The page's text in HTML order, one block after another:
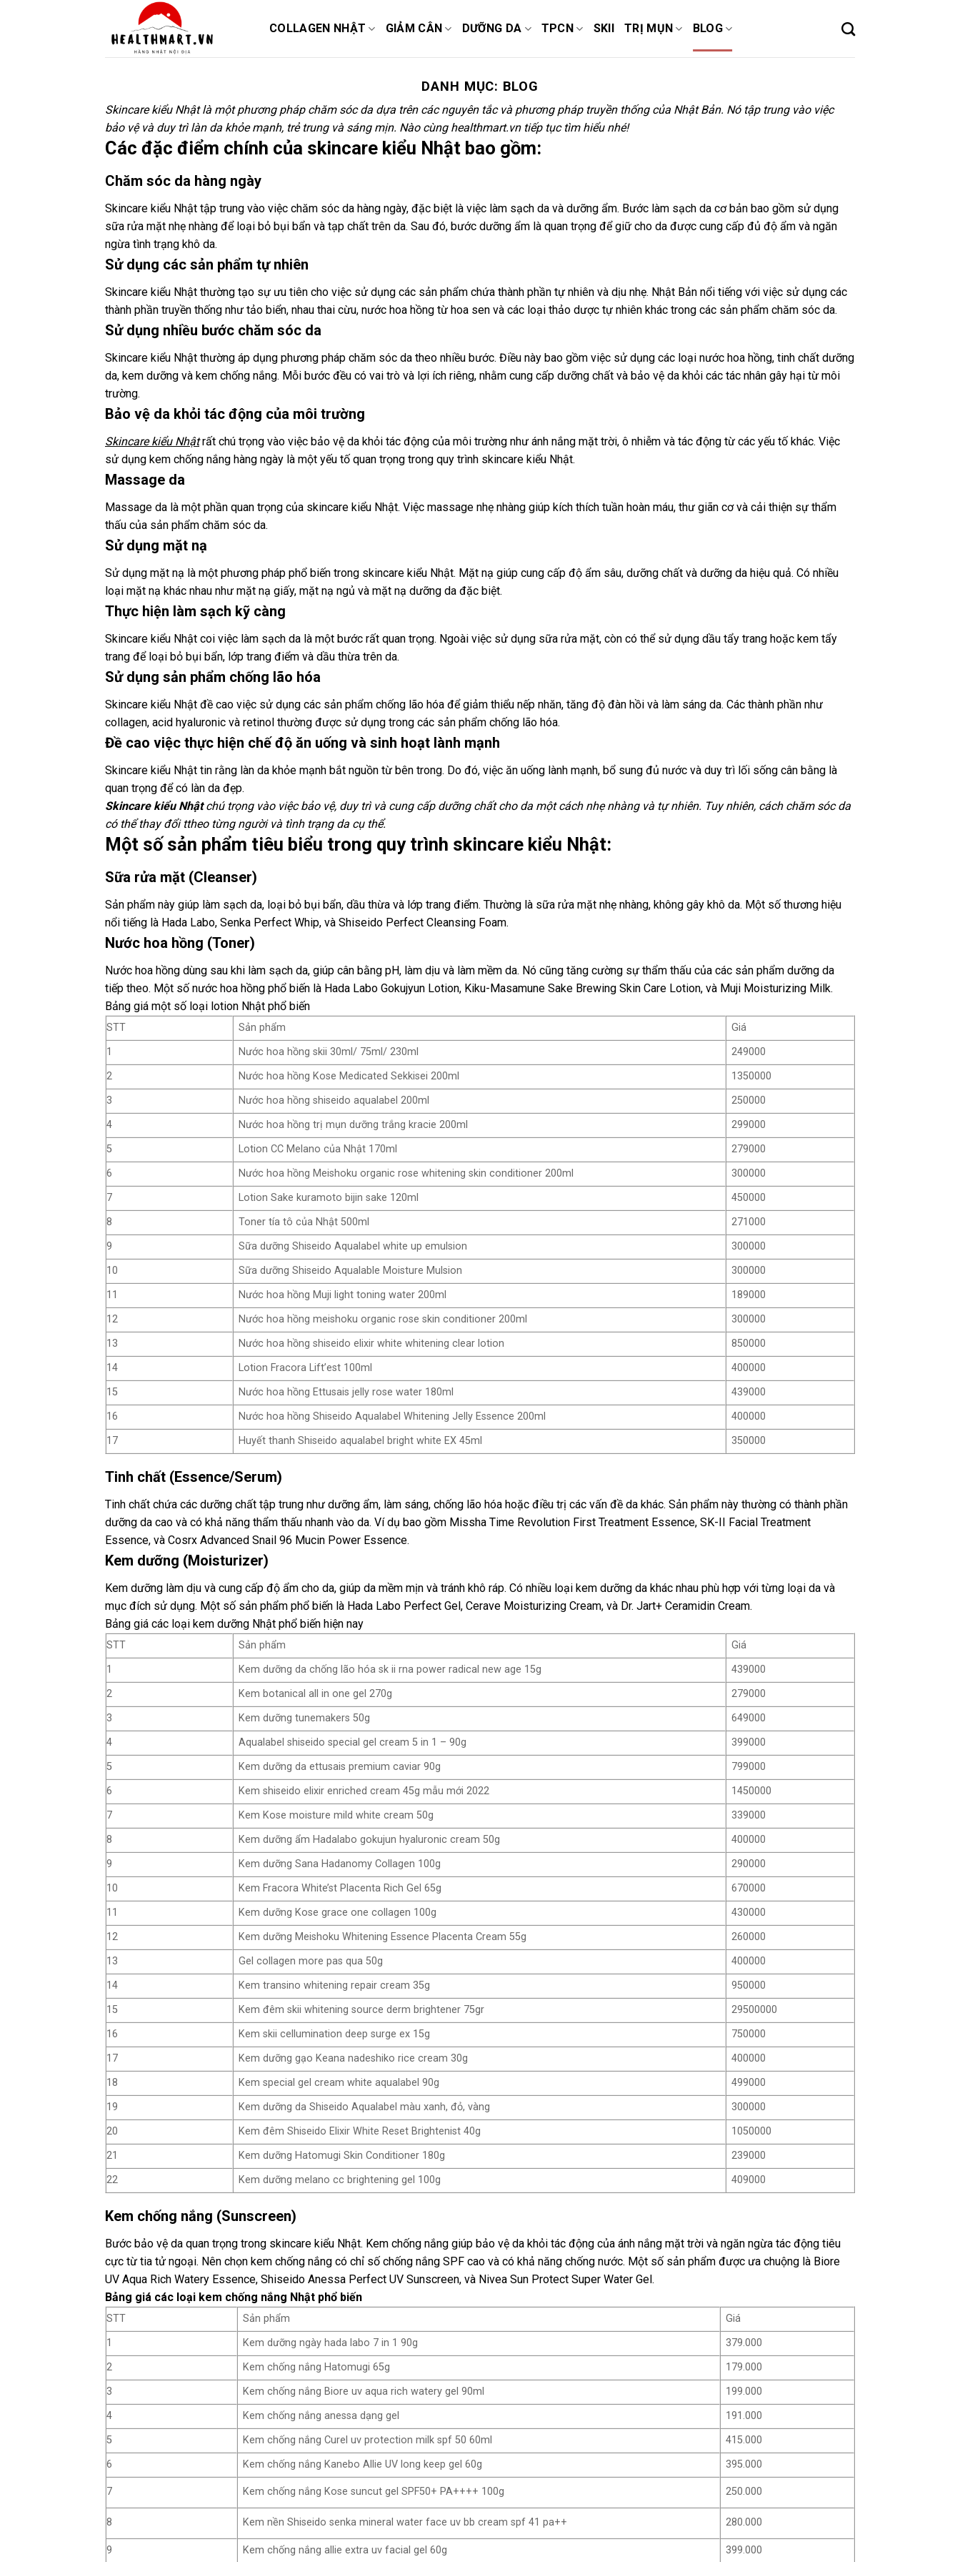
COLLAGEN NHẬT GIẢM CÂN DƯỠNG DA TPCN SKII TRỊ MỤN BLOG
DANH MỤC: BLOG
Skincare kiểu Nhật là một phương pháp chăm sóc da dựa trên các nguyên tắc và phương pháp truyền thống của Nhật Bản. Nó tập trung vào việc
bảo vệ và duy trì làn da khỏe mạnh, trẻ trung và sáng mịn. Nào cùng healthmart.vn tiếp tục tìm hiểu nhé!
Các đặc điểm chính của skincare kiểu Nhật bao gồm:
Chăm sóc da hàng ngày
Skincare kiểu Nhật tập trung vào việc chăm sóc da hàng ngày, đặc biệt là việc làm sạch da và dưỡng ẩm. Bước làm sạch da cơ bản bao gồm sử dụng
sữa rửa mặt nhẹ nhàng để loại bỏ bụi bẩn và tạp chất trên da. Sau đó, bước dưỡng ẩm là quan trọng để giữ cho da được cung cấp đủ độ ẩm và ngăn
ngừa tình trạng khô da.
Sử dụng các sản phẩm tự nhiên
Skincare kiểu Nhật thường tạo sự ưu tiên cho việc sử dụng các sản phẩm chứa thành phần tự nhiên và dịu nhẹ. Nhật Bản nổi tiếng với việc sử dụng các
thành phần truyền thống như tảo biển, nhau thai cừu, nước hoa hồng từ hoa sen và các loại thảo dược tự nhiên khác trong các sản phẩm chăm sóc da.
Sử dụng nhiều bước chăm sóc da
Skincare kiểu Nhật thường áp dụng phương pháp chăm sóc da theo nhiều bước. Điều này bao gồm việc sử dụng các loại nước hoa hồng, tinh chất dưỡng
da, kem dưỡng và kem chống nắng. Mỗi bước đều có vai trò và lợi ích riêng, nhằm cung cấp dưỡng chất và bảo vệ da khỏi các tác nhân gây hại từ môi
trường.
Bảo vệ da khỏi tác động của môi trường
Skincare kiểu Nhậtrất chú trọng vào việc bảo vệ da khỏi tác động của môi trường như ánh nắng mặt trời, ô nhiễm và tác động từ các yếu tố khác. Việc
sử dụng kem chống nắng hàng ngày là một yếu tố quan trọng trong quy trình skincare kiểu Nhật.
Massage da
Massage da là một phần quan trọng của skincare kiểu Nhật. Việc massage nhẹ nhàng giúp kích thích tuần hoàn máu, thư giãn cơ và cải thiện sự thẩm
thấu của sản phẩm chăm sóc da.
Sử dụng mặt nạ
Sử dụng mặt nạ là một phương pháp phổ biến trong skincare kiểu Nhật. Mặt nạ giúp cung cấp độ ẩm sâu, dưỡng chất và dưỡng da hiệu quả. Có nhiều
loại mặt nạ khác nhau như mặt nạ giấy, mặt nạ ngủ và mặt nạ dưỡng da đặc biệt.
Thực hiện làm sạch kỹ càng
Skincare kiểu Nhật coi việc làm sạch da là một bước rất quan trọng. Ngoài việc sử dụng sữa rửa mặt, còn có thể sử dụng dầu tẩy trang hoặc kem tẩy
trang để loại bỏ bụi bẩn, lớp trang điểm và dầu thừa trên da.
Sử dụng sản phẩm chống lão hóa
Skincare kiểu Nhật đề cao việc sử dụng các sản phẩm chống lão hóa để giảm thiểu nếp nhăn, tăng độ đàn hồi và làm sáng da. Các thành phần như
collagen, acid hyaluronic và retinol thường được sử dụng trong các sản phẩm chống lão hóa.
Đề cao việc thực hiện chế độ ăn uống và sinh hoạt lành mạnh
Skincare kiểu Nhật tin rằng làn da khỏe mạnh bắt nguồn từ bên trong. Do đó, việc ăn uống lành mạnh, bổ sung đủ nước và duy trì lối sống cân bằng là
quan trọng để có làn da đẹp.
Skincare kiểu Nhậtchú trọng vào việc bảo vệ, duy trì và cung cấp dưỡng chất cho da một cách nhẹ nhàng và tự nhiên. Tuy nhiên, cách chăm sóc da
có thể thay đổi ttheo từng người và tình trạng da cụ thể.
Một số sản phẩm tiêu biểu trong quy trình skincare kiểu Nhật:
Sữa rửa mặt (Cleanser)
Sản phẩm này giúp làm sạch da, loại bỏ bụi bẩn, dầu thừa và lớp trang điểm. Thường là sữa rửa mặt nhẹ nhàng, không gây khô da. Một số thương hiệu
nổi tiếng là Hada Labo, Senka Perfect Whip, và Shiseido Perfect Cleansing Foam.
Nước hoa hồng (Toner)
Nước hoa hồng dùng sau khi làm sạch da, giúp cân bằng pH, làm dịu và làm mềm da. Nó cũng tăng cường sự thẩm thấu của các sản phẩm dưỡng da
tiếp theo. Một số nước hoa hồng phổ biến là Hada Labo Gokujyun Lotion, Kiku-Masamune Sake Brewing Skin Care Lotion, và Muji Moisturizing Milk.
Bảng giá một số loại lotion Nhật phổ biến
STT Sản phẩm
Giá
1
Nước hoa hồng skii 30ml/ 75ml/ 230ml
249000
2
Nước hoa hồng Kose Medicated Sekkisei 200ml
1350000
3
Nước hoa hồng shiseido aqualabel 200ml
250000
4
Nước hoa hồng trị mụn dưỡng trắng kracie 200ml
299000
5
Lotion CC Melano của Nhật 170ml
279000
6
Nước hoa hồng Meishoku organic rose whitening skin conditioner 200ml
300000
7
Lotion Sake kuramoto bijin sake 120ml
450000
8
Toner tía tô của Nhật 500ml
271000
9
Sữa dưỡng Shiseido Aqualabel white up emulsion
300000
10
Sữa dưỡng Shiseido Aqualable Moisture Mulsion
300000
11
Nước hoa hồng Muji light toning water 200ml
189000
12
Nước hoa hồng meishoku organic rose skin conditioner 200ml
300000
13
Nước hoa hồng shiseido elixir white whitening clear lotion
850000
14
Lotion Fracora Lift’est 100ml
400000
15
Nước hoa hồng Ettusais jelly rose water 180ml
439000
16
Nước hoa hồng Shiseido Aqualabel Whitening Jelly Essence 200ml
400000
17
Huyết thanh Shiseido aqualabel bright white EX 45ml 350000
Tinh chất (Essence/Serum)
Tinh chất chứa các dưỡng chất tập trung như dưỡng ẩm, làm sáng, chống lão hóa hoặc điều trị các vấn đề da khác. Sản phẩm này thường có thành phần
dưỡng da cao và có khả năng thẩm thấu nhanh vào da. Ví dụ bao gồm Missha Time Revolution First Treatment Essence, SK-II Facial Treatment
Essence, và Cosrx Advanced Snail 96 Mucin Power Essence.
Kem dưỡng (Moisturizer)
Kem dưỡng làm dịu và cung cấp độ ẩm cho da, giúp da mềm mịn và tránh khô ráp. Có nhiều loại kem dưỡng da khác nhau phù hợp với từng loại da và
mục đích sử dụng. Một số sản phẩm phổ biến là Hada Labo Perfect Gel, Cerave Moisturizing Cream, và Dr. Jart+ Ceramidin Cream.
Bảng giá các loại kem dưỡng Nhật phổ biến hiện nay
STT Sản phẩm
Giá
1
Kem dưỡng da chống lão hóa sk ii rna power radical new age 15g
439000
2
Kem botanical all in one gel 270g
279000
3
Kem dưỡng tunemakers 50g
649000
4
Aqualabel shiseido special gel cream 5 in 1 – 90g
399000
5
Kem dưỡng da ettusais premium caviar 90g
799000
6
Kem shiseido elixir enriched cream 45g mẫu mới 2022
1450000
7
Kem Kose moisture mild white cream 50g
339000
8
Kem dưỡng ẩm Hadalabo gokujun hyaluronic cream 50g
400000
9
Kem dưỡng Sana Hadanomy Collagen 100g
290000
10
Kem Fracora White’st Placenta Rich Gel 65g
670000
11
Kem dưỡng Kose grace one collagen 100g
430000
12
Kem dưỡng Meishoku Whitening Essence Placenta Cream 55g
260000
13
Gel collagen more pas qua 50g
400000
14
Kem transino whitening repair cream 35g
950000
15
Kem đêm skii whitening source derm brightener 75gr
29500000
16
Kem skii cellumination deep surge ex 15g
750000
17
Kem dưỡng gạo Keana nadeshiko rice cream 30g
400000
18
Kem special gel cream white aqualabel 90g
499000
19
Kem dưỡng da Shiseido Aqualabel màu xanh, đỏ, vàng
300000
20
Kem đêm Shiseido Elixir White Reset Brightenist 40g
1050000
21
Kem dưỡng Hatomugi Skin Conditioner 180g
239000
22
Kem dưỡng melano cc brightening gel 100g 409000
Kem chống nắng (Sunscreen)
Bước bảo vệ da quan trọng trong skincare kiểu Nhật. Kem chống nắng giúp bảo vệ da khỏi tác động của ánh nắng mặt trời và ngăn ngừa tác động tiêu
cực từ tia tử ngoại. Nên chọn kem chống nắng có chỉ số chống nắng SPF cao và có khả năng chống nước. Một số sản phẩm được ưa chuộng là Biore
UV Aqua Rich Watery Essence, Shiseido Anessa Perfect UV Sunscreen, và Nivea Sun Protect Super Water Gel.
Bảng giá các loại kem chống nắng Nhật phổ biến
STT Sản phẩm
Giá
1
Kem dưỡng ngày hada labo 7 in 1 90g
379.000
2
Kem chống nắng Hatomugi 65g
179.000
3
Kem chống nắng Biore uv aqua rich watery gel 90ml
199.000
4
Kem chống nắng anessa dạng gel
191.000
5
Kem chống nắng Curel uv protection milk spf 50 60ml
415.000
6
Kem chống nắng Kanebo Allie UV long keep gel 60g 395.000
7 Kem chống nắng Kose suncut gel SPF50+ PA++++ 100g 250.000
8 Kem nền Shiseido senka mineral water face uv bb cream spf 41 pa++ 280.000
9 Kem chống nắng allie extra uv facial gel 60g 399.000